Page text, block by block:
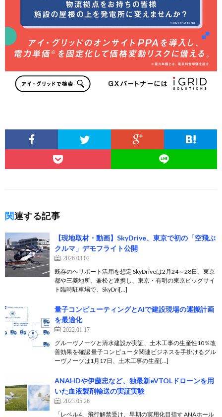
関連する記事
【現地取材・動画】SkyDrive、東京で初の「空飛ぶ
クルマ」デモフライト公開
2026.03.02
既存のヘリポート活用を想定 SkyDriveは2月24～28日、東京
都や三菱地所、兼松と連携し、東京・有明の東京ビッグサイ
ト臨時駐車場で、SkyDri[…]
量子コンピューティングとAIで建設現場の運搬計画
を最適化
2022.01.17
グルーヴノーツと清水建設が実証、土木工事の生産性10％改
善効果を確認 量子コンピュータ関連ビジネスを手掛けるグル
ーヴノーツは1月17日、土木工事の生産[…]
ANAHDや伊藤忠など、独最新eVTOLドローンを用
いた血液製剤輸送の実証実験
2023.05.26
「レベル4」飛行解禁受け、早期の実用化目指す ANAホール